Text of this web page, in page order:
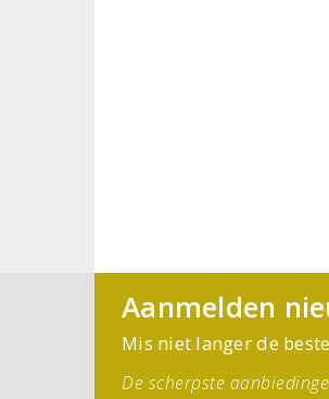
Aanmelden
Mis niet langer de
De scherpste